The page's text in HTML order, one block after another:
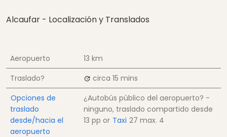
Alcaufar - Localización y Translados
Aeropuerto
13 km
Traslado?
circa 15 mins
Opciones de
traslado
desde/hacia el
aeropuerto
¿Autobús público del aeropuerto? -
ninguno, traslado compartido desde
13 pp or Taxi 27 max. 4